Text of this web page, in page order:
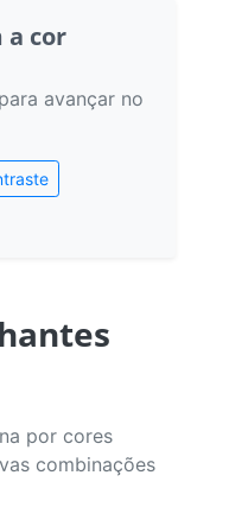
a cor
avançar no
por cores
combinações